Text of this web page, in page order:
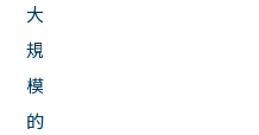
大
規
模
的